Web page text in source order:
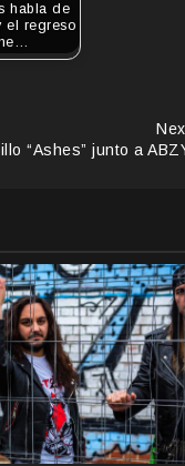
habla de
el regreso
“Ashes” junto a